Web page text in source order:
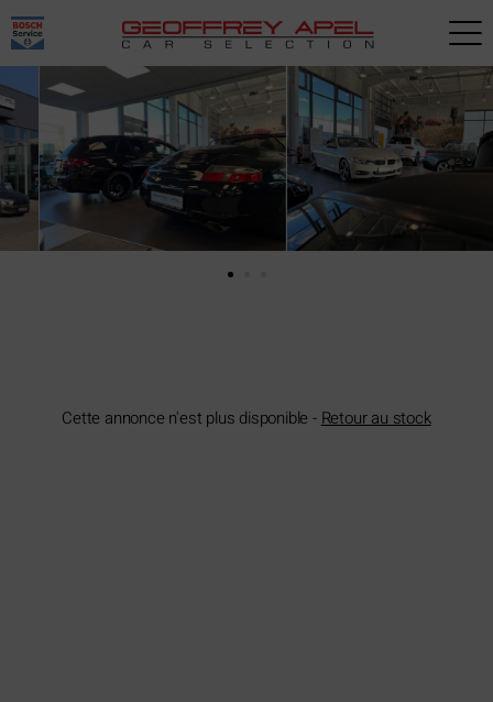
Cette annonce n'est plus disponible - Retour au stock